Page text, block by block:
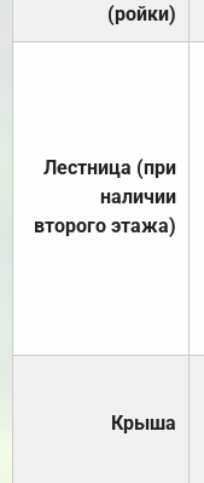
(ройки)
Лестница (при
наличии
второго этажа)
Крыша